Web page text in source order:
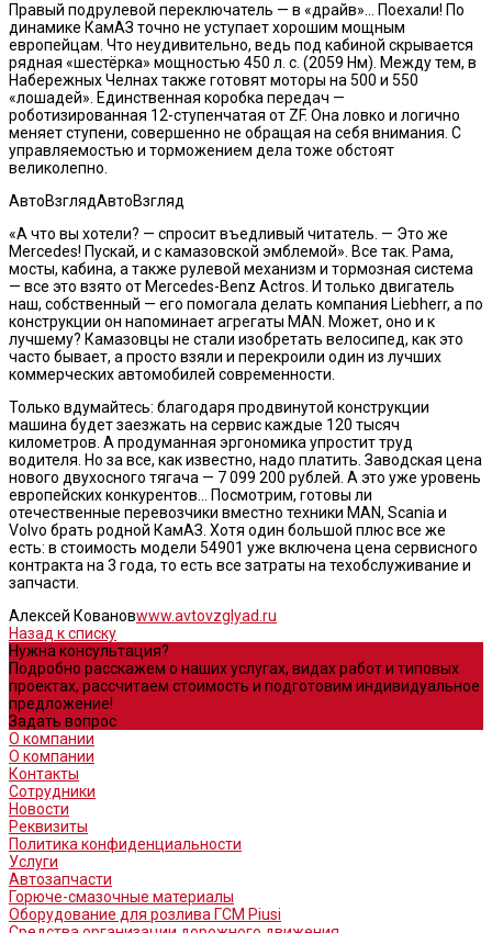
Правый подрулевой переключатель — в «драйв»… Поехали! По
динамике КамАЗ точно не уступает хорошим мощным
европейцам. Что неудивительно, ведь под кабиной скрывается
рядная «шестёрка» мощностью 450 л. с. (2059 Нм). Между тем, в
Набережных Челнах также готовят моторы на 500 и 550
«лошадей». Единственная коробка передач —
роботизированная 12-ступенчатая от ZF. Она ловко и логично
меняет ступени, совершенно не обращая на себя внимания. С
управляемостью и торможением дела тоже обстоят
великолепно.
АвтоВзглядАвтоВзгляд
«А что вы хотели? — спросит въедливый читатель. — Это же
Mercedes! Пускай, и с камазовской эмблемой». Все так. Рама,
мосты, кабина, а также рулевой механизм и тормозная система
— все это взято от Mercedes-Benz Actros. И только двигатель
наш, собственный — его помогала делать компания Liebherr, а по
конструкции он напоминает агрегаты MAN. Может, оно и к
лучшему? Камазовцы не стали изобретать велосипед, как это
часто бывает, а просто взяли и перекроили один из лучших
коммерческих автомобилей современности.
Только вдумайтесь: благодаря продвинутой конструкции
машина будет заезжать на сервис каждые 120 тысяч
километров. А продуманная эргономика упростит труд
водителя. Но за все, как известно, надо платить. Заводская цена
нового двухосного тягача — 7 099 200 рублей. А это уже уровень
европейских конкурентов… Посмотрим, готовы ли
отечественные перевозчики вместно техники MAN, Scania и
Volvo брать родной КамАЗ. Хотя один большой плюс все же
есть: в стоимость модели 54901 уже включена цена сервисного
контракта на 3 года, то есть все затраты на техобслуживание и
запчасти.
Алексей Ковановwww.avtovzglyad.ru
Назад к списку
Нужна консультация?
Подробно расскажем о наших услугах, видах работ и типовых
проектах, рассчитаем стоимость и подготовим индивидуальное
предложение!
Задать вопрос
О компании
О компании
Контакты
Сотрудники
Новости
Реквизиты
Политика конфиденциальности
Услуги
Автозапчасти
Горюче-смазочные материалы
Оборудование для розлива ГСМ Piusi